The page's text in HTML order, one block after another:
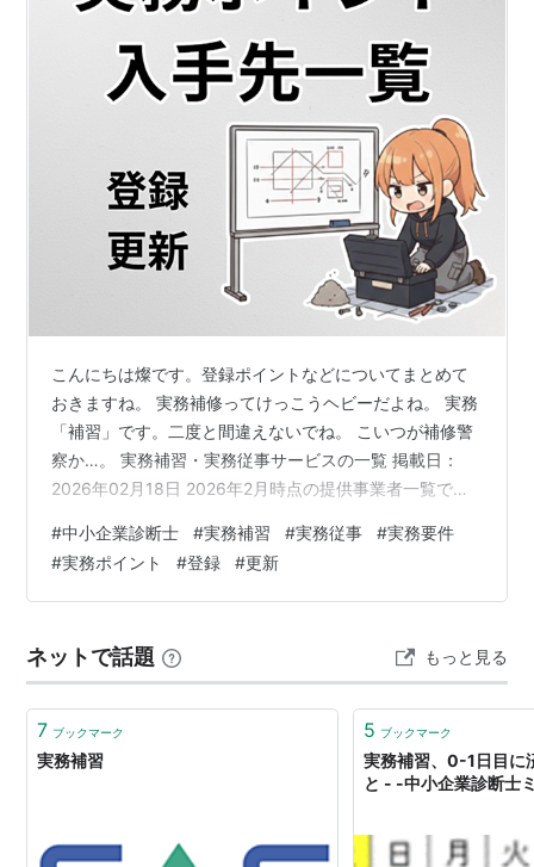
こんにちは燦です。登録ポイントなどについてまとめて
おきますね。 実務補修ってけっこうヘビーだよね。 実務
「補習」です。二度と間違えないでね。 こいつが補修警
察か…。 実務補習・実務従事サービスの一覧 掲載日：
2026年02月18日 2026年2月時点の提供事業者一覧で
15日間費用105,000円 / 209,300円 グループで診断・報
告書作成を行う（Word形式）。指導員のフォローあり。
2 中小企業戦略研究所（戦研）民間 日数7日間 or 15日間
オンライン対応可…
#中小企業診断士 #実務補習 #実務従事 #実務要件
#実務ポイント #登録 #更新
ネットで話題 もっと見る
7 ブックマーク
実務補習
5 ブックマーク
実務補習、0-1日目に
と - -中小企業診断士